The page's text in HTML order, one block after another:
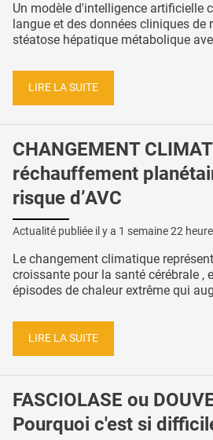
Un modèle d'intelligence artificielle
langue et des données cliniques de
stéatose hépatique métabolique
LIRE LA SUITE
CHANGEMENT
réchauffement
risque d’AVC
Actualité publiée il y a 1 semaine 22
Le changement climatique
croissante pour la santé cérébrale ,
épisodes de chaleur extrême qui
LIRE LA SUITE
FASCIOLASE ou
Pourquoi c'est si